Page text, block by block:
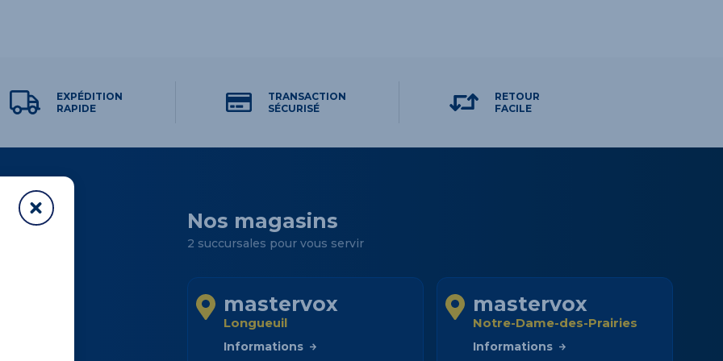
EXPÉDITION
RAPIDE
TRANSACTION
SÉCURISÉ
RETOUR
FACILE
Nos magasins
2 succursales pour vous servir
mastervox
Longueuil
Informations
mastervox
Notre-Dame-des-Prairies
Informations